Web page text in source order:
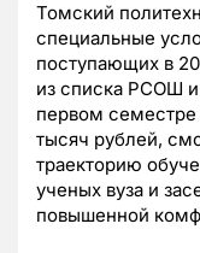
Томский
специальные
поступающих в
из списка РСОШ
первом семестре
тысяч рублей,
траекторию
ученых вуза и
повышенной